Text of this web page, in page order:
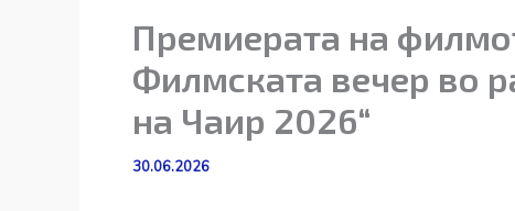
Премиерата на
Филмската вечер во
на Чаир 2026“
30.06.2026